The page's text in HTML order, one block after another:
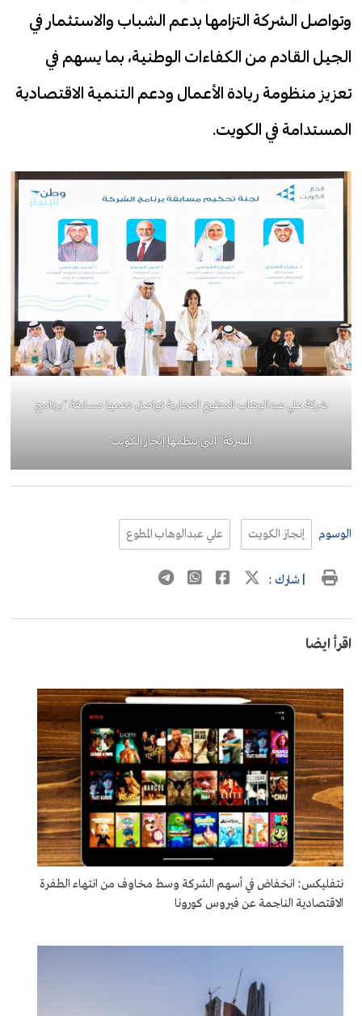
وتواصل الشركة التزامها بدعم الشباب والاستثمار في
الجيل القادم من الكفاءات الوطنية، بما يسهم في
تعزيز منظومة ريادة الأعمال ودعم التنمية الاقتصادية
المستدامة في الكويت.
شركة علي عبدالوهاب المطوع التجارية تواصل دعمها مسابقة “برنامج
الشركة” التي تنظمها إنجاز الكويت
الوسوم إنجاز الكويت علي عبدالوهاب المطوع
| شارك :
اقرأ ايضا
نتفليكس: انخفاض في أسهم الشركة وسط مخاوف من انتهاء الطفرة
الاقتصادية الناجمة عن فيروس كورونا